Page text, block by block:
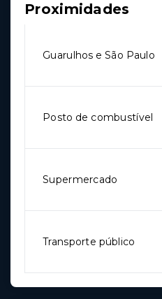
Proximidades
Guarulhos e São Paulo
Posto de combustível
Supermercado
Transporte público